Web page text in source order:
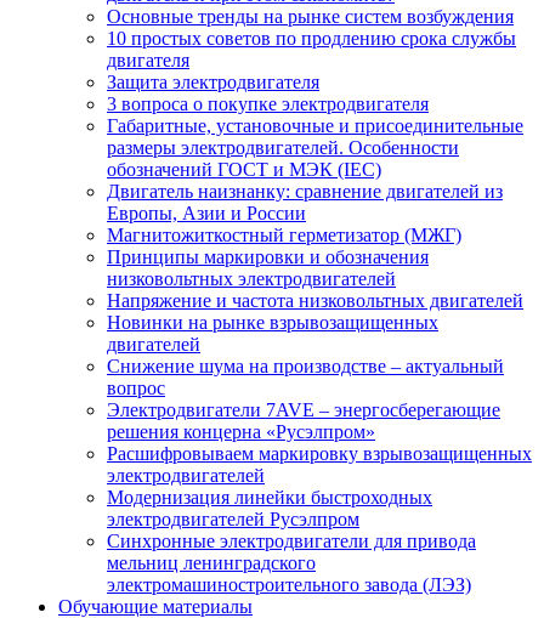
Основные тренды на рынке систем возбуждения
10 простых советов по продлению срока службы
двигателя
Защита электродвигателя
3 вопроса о покупке электродвигателя
Габаритные, установочные и присоединительные
размеры электродвигателей. Особенности
обозначений ГОСТ и МЭК (IEC)
Двигатель наизнанку: сравнение двигателей из
Европы, Азии и России
Магнитожиткостный герметизатор (МЖГ)
Принципы маркировки и обозначения
низковольтных электродвигателей
Напряжение и частота низковольтных двигателей
Новинки на рынке взрывозащищенных
двигателей
Снижение шума на производстве – актуальный
вопрос
Электродвигатели 7AVE – энергосберегающие
решения концерна «Русэлпром»
Расшифровываем маркировку взрывозащищенных
электродвигателей
Модернизация линейки быстроходных
электродвигателей Русэлпром
Синхронные электродвигатели для привода
мельниц ленинградского
электромашиностроительного завода (ЛЭЗ)
Обучающие материалы